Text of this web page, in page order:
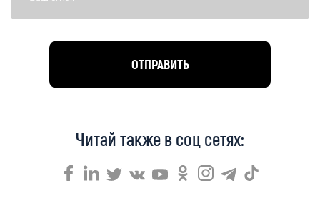
Читай также в соц сетях: